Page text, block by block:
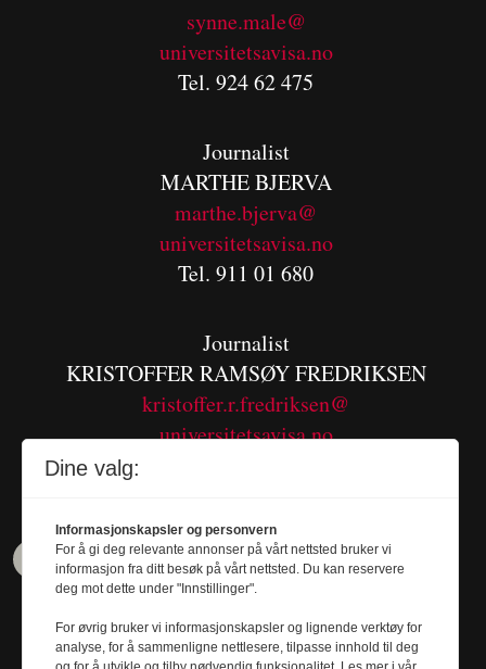
synne.male@
universitetsavisa.no
Tel. 924 62 475
Journalist
MARTHE BJERVA
marthe.bjerva@
universitetsavisa.no
Tel. 911 01 680
Journalist
KRISTOFFER RAMSØY FREDRIKSEN
kristoffer.r.fredriksen@
universitetsavisa.no
Dine valg:
Informasjonskapsler og personvern
For å gi deg relevante annonser på vårt nettsted bruker vi
informasjon fra ditt besøk på vårt nettsted. Du kan reservere
deg mot dette under "Innstillinger".
For øvrig bruker vi informasjonskapsler og lignende verktøy for
analyse, for å sammenligne nettlesere, tilpasse innhold til deg